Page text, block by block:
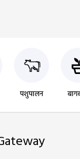
पशुपालन